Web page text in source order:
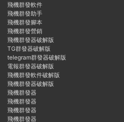
飛機群發軟件
飛機群發助手
飛機群發腳本
飛機群發營銷
飛機群發器破解版
TG群發器破解版
telegram群發器破解版
電報群發器破解版
飛機群發軟件破解版
飛機群發器破解版
飛機群發器
飛機群發器
飛機群發器
飛機群發器